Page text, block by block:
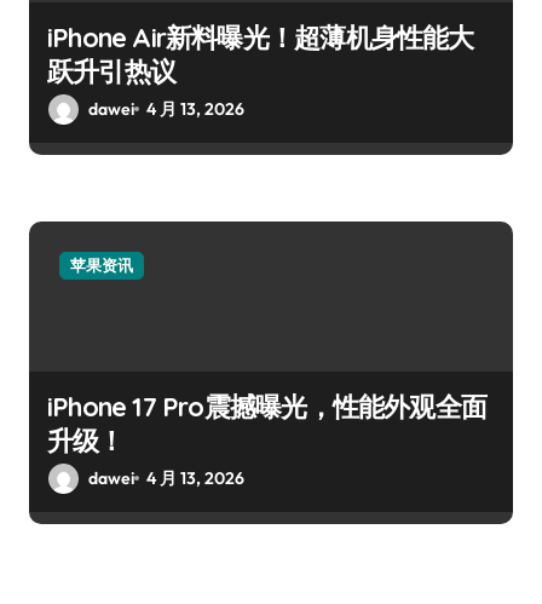
iPhone Air新料曝光！超薄机身性能大
跃升引热议
dawei 4 月 13, 2026
苹果资讯
iPhone 17 Pro震撼曝光，性能外观全面
升级！
dawei 4 月 13, 2026